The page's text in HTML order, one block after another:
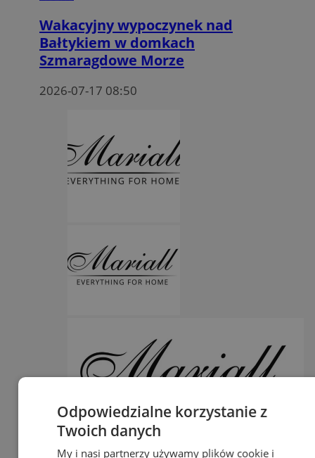
Wakacyjny wypoczynek nad
Bałtykiem w domkach
Szmaragdowe Morze
2026-07-17 08:50
Odpowiedzialne korzystanie z
Twoich danych
My i nasi partnerzy używamy plików cookie i